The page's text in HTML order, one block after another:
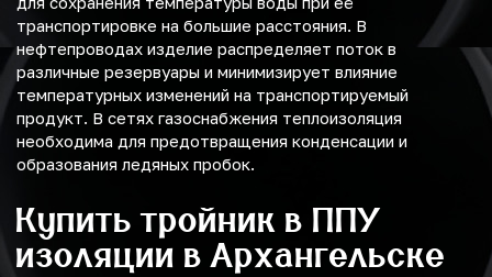
транспортировке на большие расстояния. В
нефтепроводах изделие распределяет поток в
различные резервуары и минимизирует влияние
температурных изменений на транспортируемый
продукт. В сетях газоснабжения теплоизоляция
необходима для предотвращения конденсации и
образования ледяных пробок.
Купить тройник в ППУ
изоляции в Архангельске